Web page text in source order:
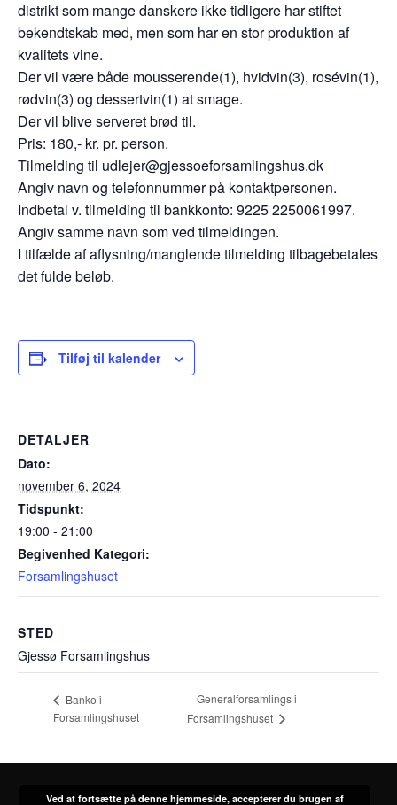
distrikt som mange danskere ikke tidligere har stiftet
bekendtskab med, men som har en stor produktion af
kvalitets vine.
Der vil være både mousserende(1), hvidvin(3), rosévin(1),
rødvin(3) og dessertvin(1) at smage.
Der vil blive serveret brød til.
Pris: 180,- kr. pr. person.
Tilmelding til udlejer@gjessoeforsamlingshus.dk
Angiv navn og telefonnummer på kontaktpersonen.
Indbetal v. tilmelding til bankkonto: 9225 2250061997.
Angiv samme navn som ved tilmeldingen.
I tilfælde af aflysning/manglende tilmelding tilbagebetales
det fulde beløb.
Tilføj til kalender
DETALJER
Dato:
november 6, 2024
Tidspunkt:
19:00 - 21:00
Begivenhed Kategori:
Forsamlingshuset
STED
Gjessø Forsamlingshus
Banko i
Forsamlingshuset
Generalforsamlings i
Forsamlingshuset
Ved at fortsætte på denne hjemmeside, accepterer du brugen af